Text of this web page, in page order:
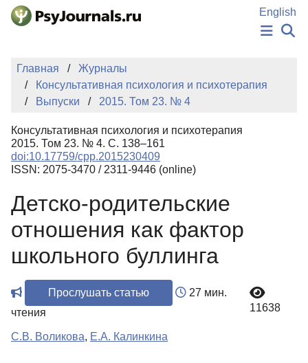
Перейти к основному содержанию
English
НОВОСТИ
АВТОРЫ
КЛЮЧЕВЫЕ СЛОВА
Регистрация
Главная
Журналы
Консультативная психология и психотерапия
Выпуски
2015. Том 23. № 4
Консультативная психология и психотерапия
2015. Том 23. № 4. С. 138–161
doi:10.17759/cpp.2015230409
ISSN: 2075-3470 / 2311-9446 (online)
Детско-родительские
отношения как фактор
школьного буллинга
Прослушать статью
27 мин.
чтения
11638
С.В. Воликова, Е.А. Калинкина